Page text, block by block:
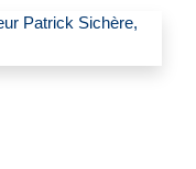
Patrick Sichère,